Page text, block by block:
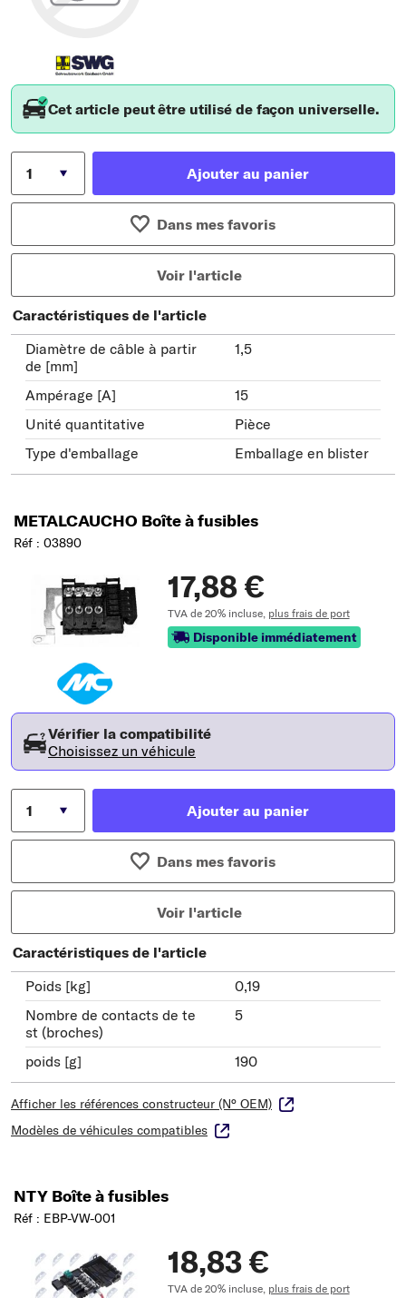
Cet article peut être utilisé de façon universelle.
Ajouter au panier
Dans mes favoris
Voir l'article
Caractéristiques de l'article
Diamètre de câble à partir
de [mm]
1,5
Ampérage [A]
15
Unité quantitative
Pièce
Type d'emballage
Emballage en blister
METALCAUCHO Boîte à fusibles
Réf : 03890
17,88 €
TVA de 20% incluse, plus frais de port
Disponible immédiatement
Vérifier la compatibilité
Choisissez un véhicule
Ajouter au panier
Dans mes favoris
Voir l'article
Caractéristiques de l'article
Poids [kg]
0,19
Nombre de contacts de te
st (broches)
5
poids [g] 190
Afficher les références constructeur (N° OEM)
Modèles de véhicules compatibles
NTY Boîte à fusibles
Réf : EBP-VW-001
18,83 €
TVA de 20% incluse, plus frais de port